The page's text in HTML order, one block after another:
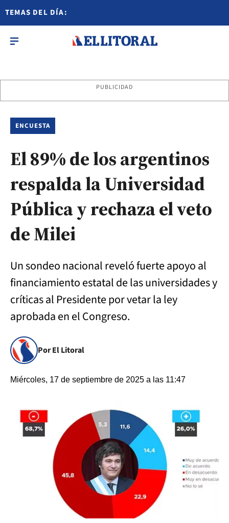
TEMAS DEL DÍA:
PUBLICIDAD
ENCUESTA
El 89% de los argentinos
respalda la Universidad
Pública y rechaza el veto
de Milei
Un sondeo nacional reveló fuerte apoyo al
financiamiento estatal de las universidades y
críticas al Presidente por vetar la ley
aprobada en el Congreso.
Por El Litoral
Miércoles, 17 de septiembre de 2025 a las 11:47